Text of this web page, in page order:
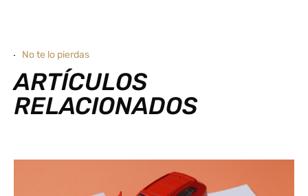
No te lo pierdas
ARTÍCULOS
RELACIONADOS